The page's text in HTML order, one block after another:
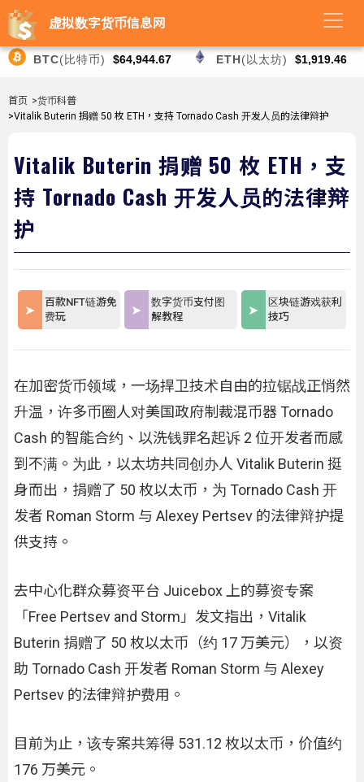
虚拟数字货币信息网
BTC(比特币) $64,944.67 ETH(以太坊) $1,919.46
首页 >货币科普
>Vitalik Buterin 捐赠 50 枚 ETH，支持 Tornado Cash 开发人员的法律辩护
Vitalik Buterin 捐赠 50 枚 ETH，支
持 Tornado Cash 开发人员的法律辩
护
百款NFT链游免
费玩
数字货币支付图
解教程
区块链游戏获利
技巧
在加密货币领域，一场捍卫技术自由的拉锯战正悄然
升温，许多币圈人对美国政府制裁混币器 Tornado
Cash 的智能合约、以洗钱罪名起诉 2 位开发者而感
到不满。为此，以太坊共同创办人 Vitalik Buterin 挺
身而出，捐赠了 50 枚以太币，为 Tornado Cash 开
发者 Roman Storm 与 Alexey Pertsev 的法律辩护提
供支持。
去中心化群众募资平台 Juicebox 上的募资专案
「Free Pertsev and Storm」发文指出，Vitalik
Buterin 捐赠了 50 枚以太币（约 17 万美元），以资
助 Tornado Cash 开发者 Roman Storm 与 Alexey
Pertsev 的法律辩护费用。
目前为止，该专案共筹得 531.12 枚以太币，价值约
176 万美元。